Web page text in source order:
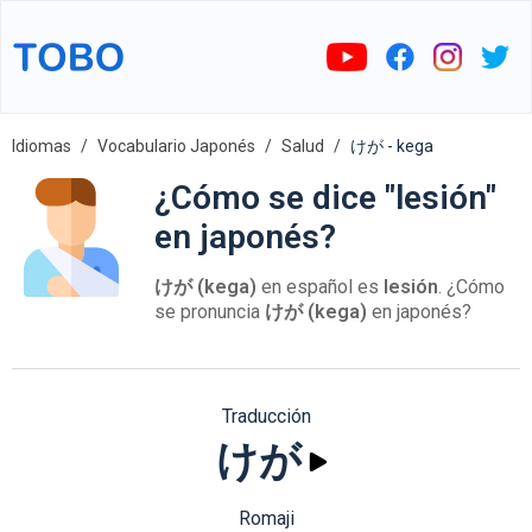
Idiomas Vocabulario Japonés Salud けが - kega
¿Cómo se dice "lesión"
en japonés?
けが (kega) en español es lesión. ¿Cómo
se pronuncia けが (kega) en japonés?
Traducción
けが
Romaji